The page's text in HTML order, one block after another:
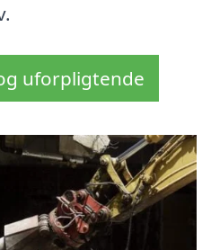
uforpligtende